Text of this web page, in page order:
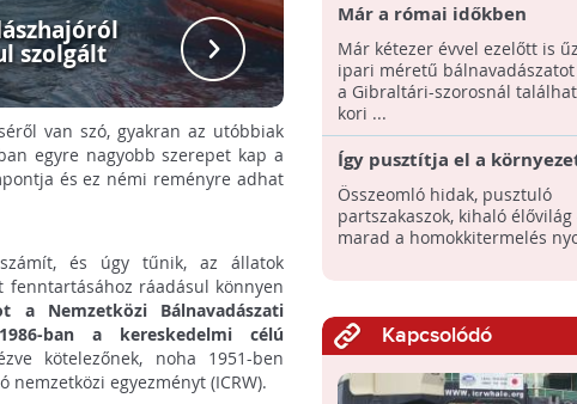
szolgált
Rosia
hasonlóra
van szó, gyakran az utóbbiak
egyre nagyobb szerepet kap a
és ez némi reményre adhat
számít, és úgy tűnik, az állatok
fenntartásához ráadásul könnyen
a Nemzetközi Bálnavadászati
ban a kereskedelmi célú
kötelezőnek, noha 1951-ben
egyezményt (ICRW).
Már a római időkben
megkezdődhetett az ipari
bálnavadászat
Már kétezer évvel ezelőtt is
ipari méretű
a Gibraltári-szorosnál
kori ...
Így pusztítja el a
homokbányászat
Összeomló hidak, pusztuló
partszakaszok, kihaló élővilág
marad a homokkitermelés
Kapcsolódó